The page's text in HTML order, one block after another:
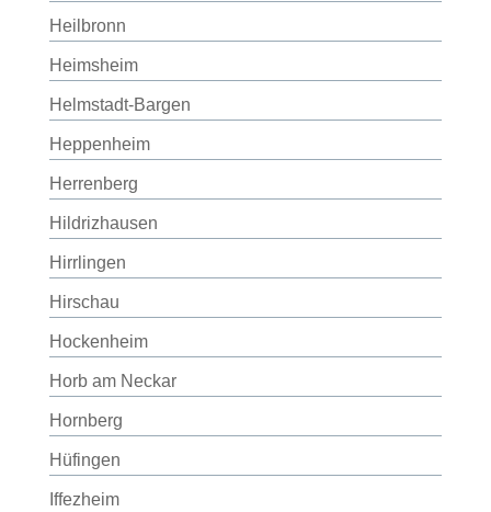
Heilbronn
Heimsheim
Helmstadt-Bargen
Heppenheim
Herrenberg
Hildrizhausen
Hirrlingen
Hirschau
Hockenheim
Horb am Neckar
Hornberg
Hüfingen
Iffezheim